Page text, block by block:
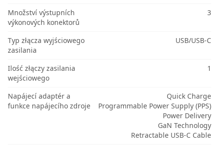
Množství výstupních
výkonových konektorů
3
Typ złącza wyjściowego
zasilania
USB/USB-C
Ilość złączy zasilania
wejściowego
1
Napájecí adaptér a
funkce napájecího zdroje
Quick Charge
Programmable Power Supply (PPS)
Power Delivery
GaN Technology
Retractable USB-C Cable